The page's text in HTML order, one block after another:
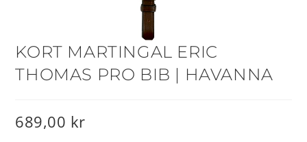
KORT MARTINGAL ERIC
THOMAS PRO BIB | HAVANNA
689,00 kr